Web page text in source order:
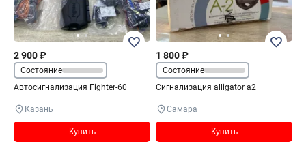
2 900 ₽
Состояние
Автосигнализация Fighter-60
Казань
Купить
1 800 ₽
Состояние
Сигнализация alligator a2
Самара
Купить